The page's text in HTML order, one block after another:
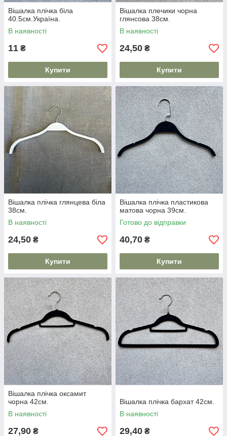
Вішалка плічка біла
40.5см.Україна.
В наявності
11 ₴
Купити
Вішалка плечики чорна
глянсова 38см.
В наявності
24,50 ₴
Купити
Вішалка плічка глянцева біла
38см.
В наявності
24,50 ₴
Купити
Вішалка плічка пластикова
матова чорна 39см.
Готово до відправки
40,70 ₴
Купити
Вішалка плічка оксамит
чорна 42см.
В наявності
27,90 ₴
Вішалка плічка бархат 42см.
В наявності
29,40 ₴